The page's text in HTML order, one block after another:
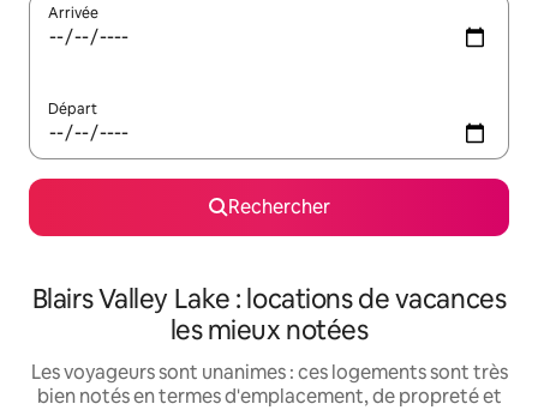
Arrivée
Départ
Rechercher
Blairs Valley Lake : locations de vacances
les mieux notées
Les voyageurs sont unanimes : ces logements sont très
bien notés en termes d'emplacement, de propreté et